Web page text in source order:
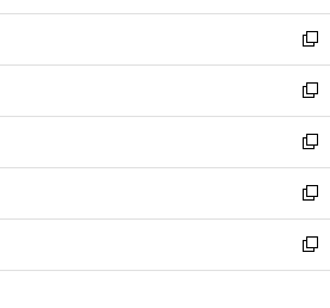
開
く
ウ
で
開
く
ン
ド
ウ
で
開
く
ウ
ィ
ン
ド
ウ
で
開
く
新
し
い
ウ
ィ
ン
ド
ウ
で
開
新
し
い
ウ
ィ
ン
ド
ウ
新
し
い
ウ
ィ
ン
新
し
い
ウ
新
し